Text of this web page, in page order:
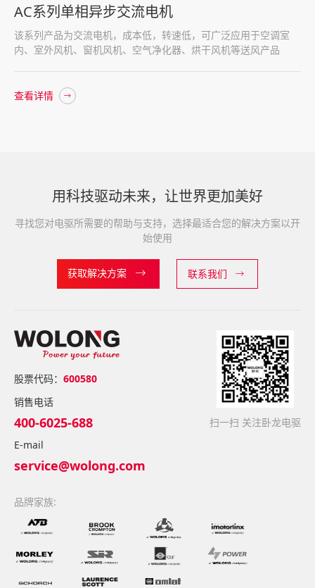
AC系列单相异步交流电机
该系列产品为交流电机，成本低，转速低，可广泛应用于空调室
内、室外风机、窗机风机、空气净化器、烘干风机等送风产品
查看详情
用科技驱动未来，让世界更加美好
寻找您对电驱所需要的帮助与支持，选择最适合您的解决方案以开
始使用
获取解决方案 联系我们
股票代码： 600580
销售电话
400-6025-688
E-mail
service@wolong.com
扫一扫 关注卧龙电驱
品牌家族: